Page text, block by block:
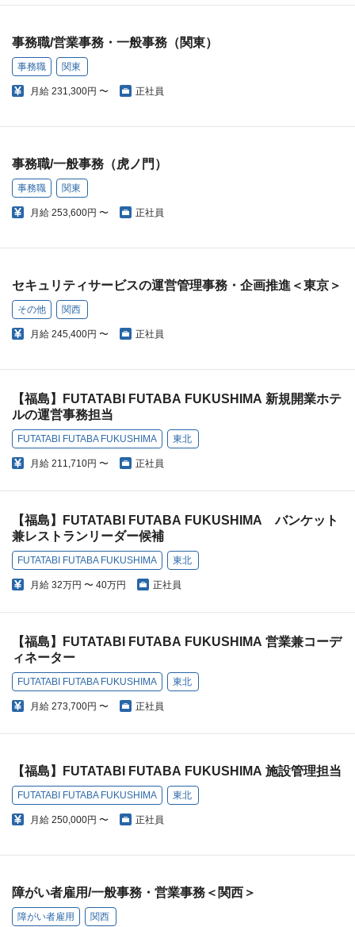
事務職/営業事務・一般事務（関東）
事務職 関東
月給 231,300円 〜 正社員
事務職/一般事務（虎ノ門）
事務職 関東
月給 253,600円 〜 正社員
セキュリティサービスの運営管理事務・企画推進＜東京＞
その他 関西
月給 245,400円 〜 正社員
【福島】FUTATABI FUTABA FUKUSHIMA 新規開業ホテ
ルの運営事務担当
FUTATABI FUTABA FUKUSHIMA 東北
月給 211,710円 〜 正社員
【福島】FUTATABI FUTABA FUKUSHIMA バンケット
兼レストランリーダー候補
FUTATABI FUTABA FUKUSHIMA 東北
月給 32万円 〜 40万円 正社員
【福島】FUTATABI FUTABA FUKUSHIMA 営業兼コーデ
ィネーター
FUTATABI FUTABA FUKUSHIMA 東北
月給 273,700円 〜 正社員
【福島】FUTATABI FUTABA FUKUSHIMA 施設管理担当
FUTATABI FUTABA FUKUSHIMA 東北
月給 250,000円 〜 正社員
障がい者雇用/一般事務・営業事務＜関西＞
障がい者雇用 関西